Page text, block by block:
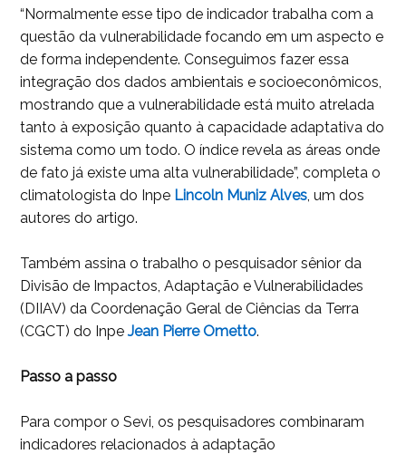
“Normalmente esse tipo de indicador trabalha com a
questão da vulnerabilidade focando em um aspecto e
de forma independente. Conseguimos fazer essa
integração dos dados ambientais e socioeconômicos,
mostrando que a vulnerabilidade está muito atrelada
tanto à exposição quanto à capacidade adaptativa do
sistema como um todo. O índice revela as áreas onde
de fato já existe uma alta vulnerabilidade”, completa o
climatologista do Inpe Lincoln Muniz Alves , um dos
autores do artigo.
Também assina o trabalho o pesquisador sênior da
Divisão de Impactos, Adaptação e Vulnerabilidades
(DIIAV) da Coordenação Geral de Ciências da Terra
(CGCT) do InpeJean Pierre Ometto.
Passo a passo
Para compor o Sevi, os pesquisadores combinaram
indicadores relacionados à adaptação